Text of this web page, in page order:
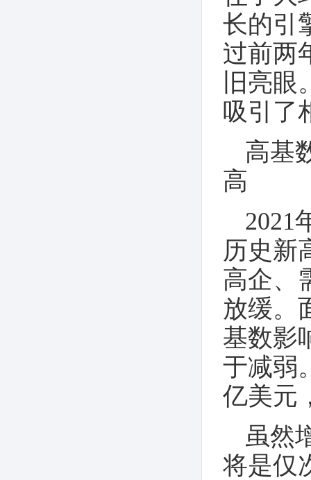
长的引
过前两
旧亮
吸引了
高基
高
2021
历史新
高企、
放缓。
基数影
于减弱
亿美元
虽然
将是仅